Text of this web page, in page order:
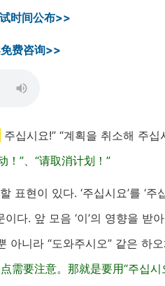
时间公布>>
费咨询>>
주십시요!” “계획을 취소해 주십
！”、“请取消计划！”
표현이 있다. ‘주십시요’를 ‘
이다. 앞 모음 ‘이’의 영향을
아니라 “도와주시오” 같은 하
需要注意。那就是要用“주십